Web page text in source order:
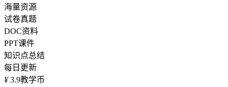
海量资源
试卷真题
DOC资料
PPT课件
知识点总结
每日更新
¥ 3.9教学币